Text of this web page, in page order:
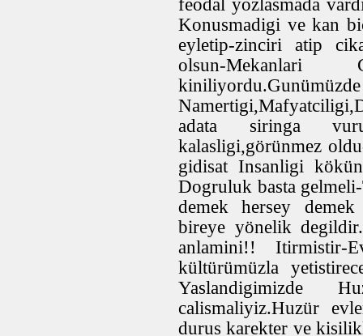
feodal yozlasmada
Konusmadigi ve kan
eyletip-zinciri atip
olsun-Mekanlari
adata siringa
kalasligi,görünmez
gidisat Insanligi
Dogruluk basta
demek hersey
bireye yönelik
anlamini!! Itirmistir-
kültürümüzla
Yaslandigimizde
calismaliyiz.Huzür
durus karekter ve